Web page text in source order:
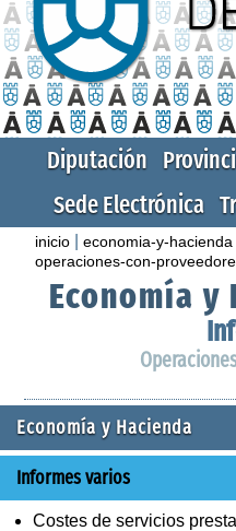
Diputación
Sede Electrónica
inicio |economia-y-hacienda
operaciones-con-
Economía y
Economía y Hacienda
Informes varios
Costes de servicios